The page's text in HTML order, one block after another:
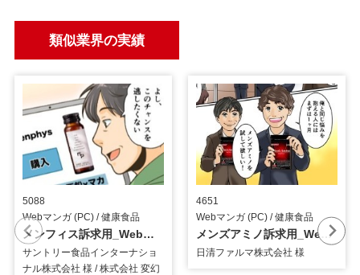
類似業界の実績
5088
Webマンガ (PC) / 健康食品
メンフィス訴求用_Webマンガ
サントリー食品インターナショ
ナル株式会社 様 / 株式会社 変幻
4651
Webマンガ (PC) / 健康食品
メンズアミノ訴求用_Webマンガ
日清ファルマ株式会社 様